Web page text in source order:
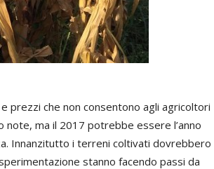
prezzi che non consentono agli agricoltori
ma il 2017 potrebbe essere l’anno
Innanzitutto i terreni coltivati dovrebbero
stanno facendo passi da